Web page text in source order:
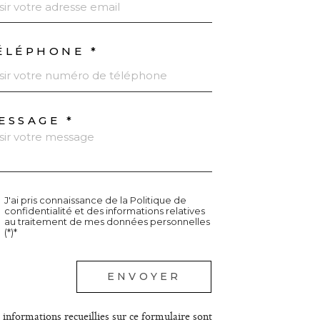
*
*
J'ai pris connaissance de la Politique de
confidentialité et des informations relatives
au traitement de mes données personnelles
(*)*
ENVOYER
informations recueillies sur ce formulaire sont